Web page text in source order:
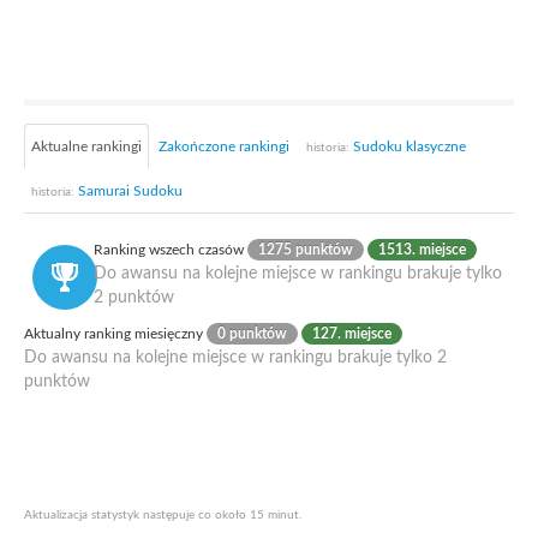
Aktualne rankingi Zakończone rankingi historia: Sudoku klasyczne
historia: Samurai Sudoku
Ranking wszech czasów 1275 punktów 1513. miejsce
Do awansu na kolejne miejsce w rankingu brakuje tylko
2 punktów
Aktualny ranking miesięczny 0 punktów 127. miejsce
Do awansu na kolejne miejsce w rankingu brakuje tylko 2
punktów
Aktualizacja statystyk następuje co około 15 minut.